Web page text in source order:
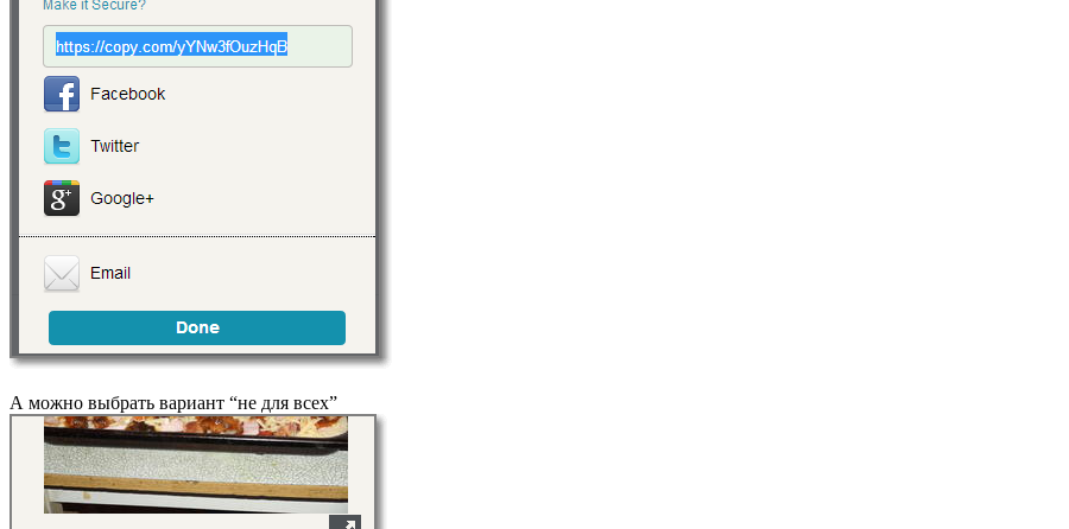
А можно выбрать вариант “не для всех”